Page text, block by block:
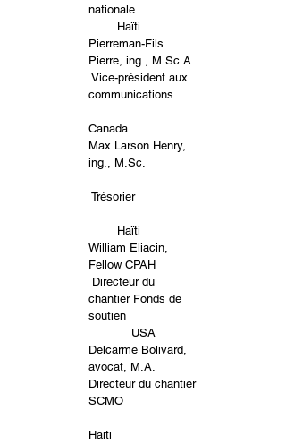
nationale
Haïti
Pierreman-Fils
Pierre, ing., M.Sc.A.
Vice-président aux
communications
Canada
Max Larson Henry,
ing., M.Sc.
Trésorier
Haïti
William Eliacin,
Fellow CPAH
Directeur du
chantier Fonds de
soutien
USA
Delcarme Bolivard,
avocat, M.A.
Directeur du chantier
SCMO
Haïti